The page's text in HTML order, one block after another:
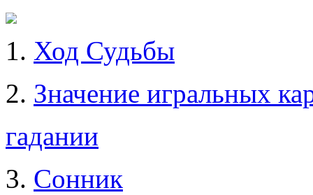
1. Ход Судьбы
2. Значение игральных
гадании
3. Сонник